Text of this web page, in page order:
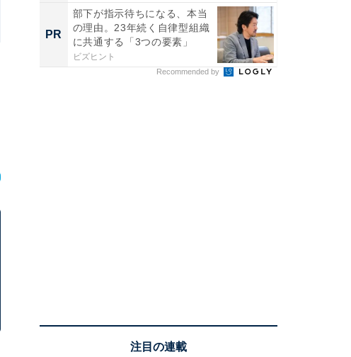
PR
部下が指示待ちになる、本当
の理由。23年続く自律型組織
に共通する「3つの要素」
ビズヒント
Recommended by
注目の連載